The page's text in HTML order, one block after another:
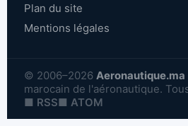
Plan du site
Mentions légales
© 2006–2026 Aeronautique.ma
marocain de l'aéronautique.
■ RSS■ ATOM